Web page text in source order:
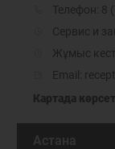
Телефон: 8
Сервис и
Жұмыс
Email:
Картада
Астана